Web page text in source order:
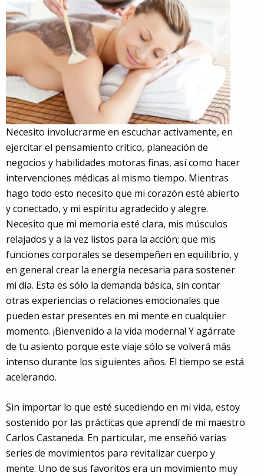
Necesito involucrarme en escuchar activamente, en
ejercitar el pensamiento crítico, planeación de
negocios y habilidades motoras finas, así como hacer
intervenciones médicas al mismo tiempo. Mientras
hago todo esto necesito que mi corazón esté abierto
y conectado, y mi espíritu agradecido y alegre.
Necesito que mi memoria esté clara, mis músculos
relajados y a la vez listos para la acción; que mis
funciones corporales se desempeñen en equilibrio, y
en general crear la energía necesaria para sostener
mi día. Esta es sólo la demanda básica, sin contar
otras experiencias o relaciones emocionales que
pueden estar presentes en mi mente en cualquier
momento. ¡Bienvenido a la vida moderna! Y agárrate
de tu asiento porque este viaje sólo se volverá más
intenso durante los siguientes años. El tiempo se está
acelerando.
Sin importar lo que esté sucediendo en mi vida, estoy
sostenido por las prácticas que aprendí de mi maestro
Carlos Castaneda. En particular, me enseñó varias
series de movimientos para revitalizar cuerpo y
mente. Uno de sus favoritos era un movimiento muy